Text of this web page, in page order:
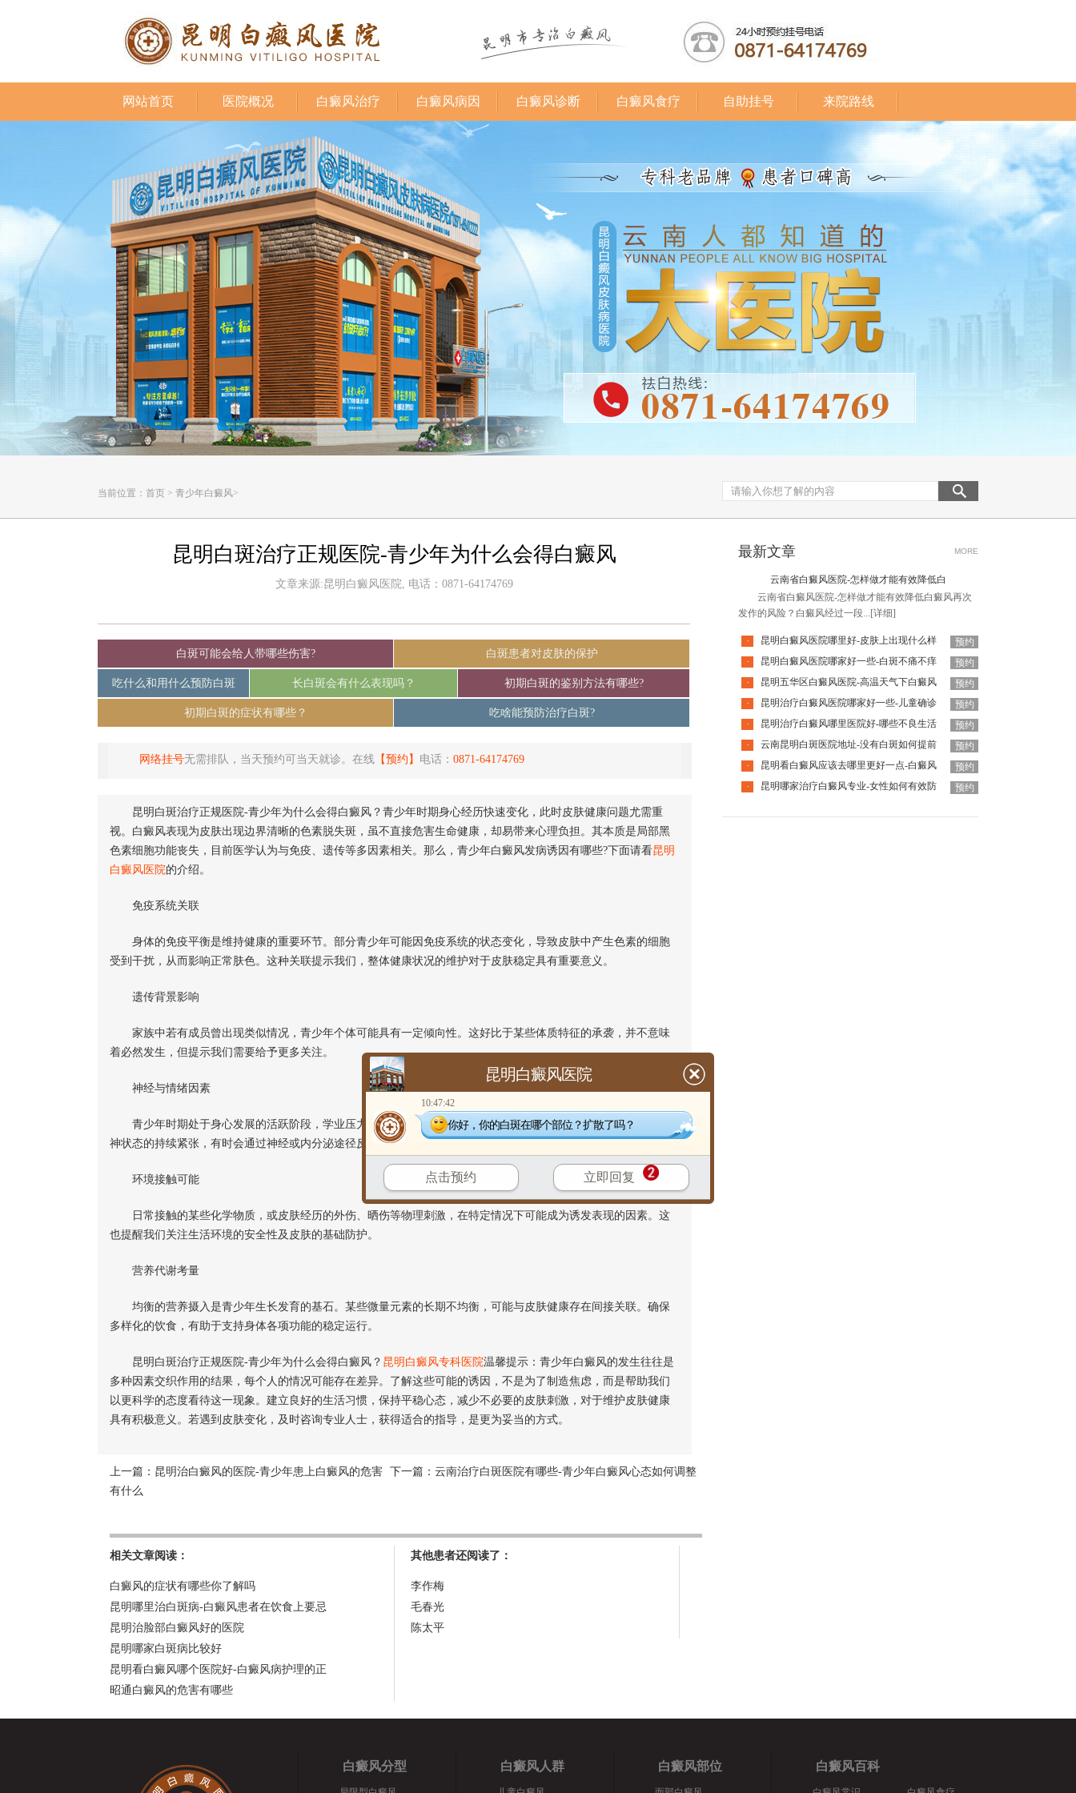
网站首页 医院概况 白癜风治疗 白癜风病因 白癜风诊断 白癜风食疗 自助挂号 来院路线
当前位置： 首页 > 青少年白癜风>
昆明白斑治疗正规医院-青少年为什么会得白癜风
文章来源:昆明白癜风医院, 电话：0871-64174769
白斑可能会给人带哪些伤害? 白斑患者对皮肤的保护
吃什么和用什么预防白斑 长白斑会有什么表现吗？ 初期白斑的鉴别方法有哪些?
初期白斑的症状有哪些？ 吃啥能预防治疗白斑?
网络挂号无需排队，当天预约可当天就诊。在线 【预约】 电话： 0871-64174769
昆明白斑治疗正规医院-青少年为什么会得白癜风？青少年时期身心经历快速变化，此时皮肤健康问题尤需重
视。白癜风表现为皮肤出现边界清晰的色素脱失斑，虽不直接危害生命健康，却易带来心理负担。其本质是局部黑
色素细胞功能丧失，目前医学认为与免疫、遗传等多因素相关。那么，青少年白癜风发病诱因有哪些?下面请看昆明
白癜风医院的介绍。
免疫系统关联
身体的免疫平衡是维持健康的重要环节。部分青少年可能因免疫系统的状态变化，导致皮肤中产生色素的细胞
受到干扰，从而影响正常肤色。这种关联提示我们，整体健康状况的维护对于皮肤稳定具有重要意义。
遗传背景影响
家族中若有成员曾出现类似情况，青少年个体可能具有一定倾向性。这好比于某些体质特征的承袭，并不意味
着必然发生，但提示我们需要给予更多关注。
神经与情绪因素
青少年时期处于身心发展的活跃阶段，学业压力、人际关系变化或情绪波动，都可能成为潜在的影响因素。精
神状态的持续紧张，有时会通过神经或内分泌途径反映于皮肤。
环境接触可能
日常接触的某些化学物质，或皮肤经历的外伤、晒伤等物理刺激，在特定情况下可能成为诱发表现的因素。这
也提醒我们关注生活环境的安全性及皮肤的基础防护。
营养代谢考量
均衡的营养摄入是青少年生长发育的基石。某些微量元素的长期不均衡，可能与皮肤健康存在间接关联。确保
多样化的饮食，有助于支持身体各项功能的稳定运行。
昆明白斑治疗正规医院-青少年为什么会得白癜风？ 昆明白癜风专科医院温馨提示：青少年白癜风的发生往往是
多种因素交织作用的结果，每个人的情况可能存在差异。了解这些可能的诱因，不是为了制造焦虑，而是帮助我们
以更科学的态度看待这一现象。建立良好的生活习惯，保持平稳心态，减少不必要的皮肤刺激，对于维护皮肤健康
具有积极意义。若遇到皮肤变化，及时咨询专业人士，获得适合的指导，是更为妥当的方式。
上一篇： 昆明治白癜风的医院-青少年患上白癜风的危害
有什么
下一篇： 云南治疗白斑医院有哪些-青少年白癜风心态如何调整
相关文章阅读：
白癜风的症状有哪些你了解吗
昆明哪里治白斑病-白癜风患者在饮食上要忌
昆明治脸部白癜风好的医院
昆明哪家白斑病比较好
昆明看白癜风哪个医院好-白癜风病护理的正
昭通白癜风的危害有哪些
其他患者还阅读了：
李作梅
毛春光
陈太平
最新文章 MORE
云南省白癜风医院-怎样做才能有效降低白
云南省白癜风医院-怎样做才能有效降低白癜风再次
发作的风险？白癜风经过一段... [详细]
· 昆明白癜风医院哪里好-皮肤上出现什么样
预约
·
昆明白癜风医院哪家好一些-白斑不痛不痒
预约
·
昆明五华区白癜风医院-高温天气下白癜风
预约
·
昆明治疗白癜风医院哪家好一些-儿童确诊
预约
·
昆明治疗白癜风哪里医院好-哪些不良生活
预约
·
云南昆明白斑医院地址-没有白斑如何提前
预约
·
昆明看白癜风应该去哪里更好一点-白癜风
预约
·
昆明哪家治疗白癜风专业-女性如何有效防 预约
白癜风分型 白癜风人群 白癜风部位 白癜风百科
昆明白癜风医院
10:47:42
你好，你的白斑在哪个部位？扩散了吗？
点击预约 立即回复